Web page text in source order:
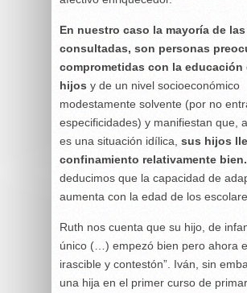
En nuestro caso la mayoría de
consultadas, son personas
comprometidas con la educación
hijos y de un nivel socioeconómico
modestamente solvente (por no
especificidades) y manifiestan que,
es una situación idílica, sus hijos
confinamiento relativamente bien.
deducimos que la capacidad de
aumenta con la edad de los
Ruth nos cuenta que su hijo, de
único (…) empezó bien pero ahora
irascible y contestón”. Iván, sin
una hija en el primer curso de